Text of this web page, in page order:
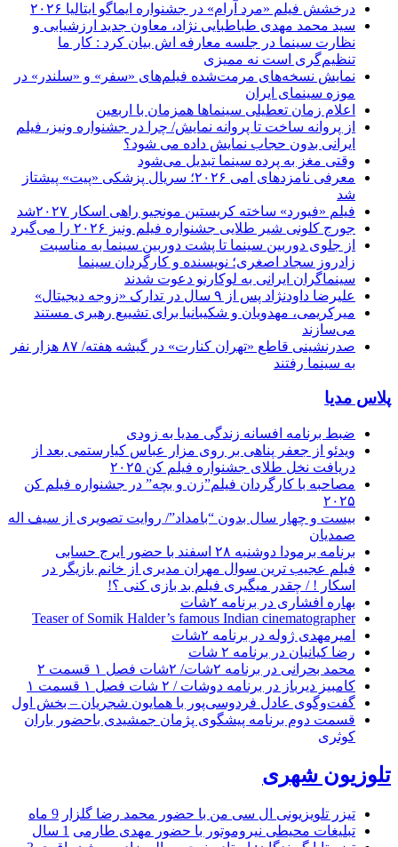
درخشش فیلم «مرد آرام» در جشنواره ایماگو ایتالیا ۲۰۲۶
سید محمد مهدی طباطبایی نژاد، معاون جدید ارزشیابی و
نظارت سینما در جلسه معارفه اش بیان کرد : کار ما
تنظیم‌گری است نه ممیزی
نمایش نسخه‌های مرمت‌شده فیلم‌های «سفر» و «سلندر» در
موزه سینمای ایران
اعلام زمان تعطیلی سینماها همزمان با اربعین
از پروانه ساخت تا پروانه نمایش/ چرا در جشنواره ونیز، فیلم
ایرانی بدون حجاب نمایش داده می شود؟
وقتی مغز به پرده سینما تبدیل می‌شود
معرفی نامزدهای امی ۲۰۲۶؛ سریال پزشکی «پیت» پیشتاز
شد
فیلم «فیورد» ساخته کریستین مونجیو راهی اسکار ۲۰۲۷شد
جورج کلونی شیر طلایی جشنواره فیلم ونیز ۲۰۲۶ را می‌گیرد
از جلوی دوربین سینما تا پشت دوربین سینما به مناسبت
زادروز سجاد اصغری؛ نویسنده و کارگردان سینما
سینماگران ایرانی به لوکارنو دعوت شدند
علیرضا داودنژاد پس از ۹ سال در تدارک «زوجه دیجیتال»
میرکریمی، مهدویان و شکیبانیا برای تشییع رهبری مستند
می‌سازند
صدرنشینی قاطع «تهران کنارت» در گیشه هفته/ ۸۷ هزار نفر
به سینما رفتند
پلاس مدیا
ضبط برنامه افسانه زندگی مدیا به زودی
ویدئو از جعفر پناهی بر روی مزار عباس کیارستمی بعد از
دریافت نخل طلای جشنواره فیلم کن ۲۰۲۵
مصاحبه با کارگردان فیلم”زن و بچه” در جشنواره فیلم کن
۲۰۲۵
بیست و چهار سال بدون “بامداد”/ روایت تصویری از سیف اله
صمدیان
برنامه برمودا دوشنبه ۲۸ اسفند با حضور ایرج حسابی
فیلم عجیب ترین سوال مهران مدیری از خانم بازیگر در
اسکار ! / چقدر میگیری فیلم بد بازی کنی ؟!
بهاره افشاری در برنامه ۲شات
Teaser of Somik Halder’s famous Indian cinematographer
امیرمهدی ژوله در برنامه ۲شات
رضا کیانیان در برنامه ۲ شات
محمد بحرانی در برنامه ۲شات/ ۲شات فصل ۱ قسمت ۲
کامبیز دیرباز در برنامه دوشات / ۲ شات فصل ۱ قسمت ۱
گفت‌وگوی عادل فردوسی‌پور با همایون شجریان – بخش اول
قسمت دوم برنامه پیشگوی پژمان جمشیدی باحضور باران
کوثری
تلوزیون شهری
تیزر تلویزیونی ال سی من با حضور محمد رضا گلزار 9 ماه
تبلیغات محیطی نیروموتور با حضور مهدی طارمی 1 سال